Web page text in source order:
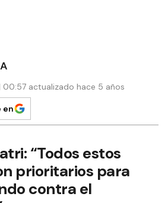
00:57 actualizado hace 5 años
en
“Todos estos
prioritarios para
contra el